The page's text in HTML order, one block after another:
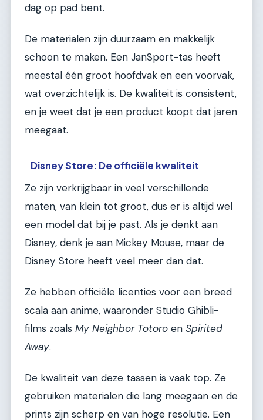
dag op pad bent.
De materialen zijn duurzaam en makkelijk
schoon te maken. Een JanSport-tas heeft
meestal één groot hoofdvak en een voorvak,
wat overzichtelijk is. De kwaliteit is consistent,
en je weet dat je een product koopt dat jaren
meegaat.
Disney Store: De officiële kwaliteit
Ze zijn verkrijgbaar in veel verschillende
maten, van klein tot groot, dus er is altijd wel
een model dat bij je past. Als je denkt aan
Disney, denk je aan Mickey Mouse, maar de
Disney Store heeft veel meer dan dat.
Ze hebben officiële licenties voor een breed
scala aan anime, waaronder Studio Ghibli-
films zoals My Neighbor Totoro en Spirited
Away.
De kwaliteit van deze tassen is vaak top. Ze
gebruiken materialen die lang meegaan en de
prints zijn scherp en van hoge resolutie. Een